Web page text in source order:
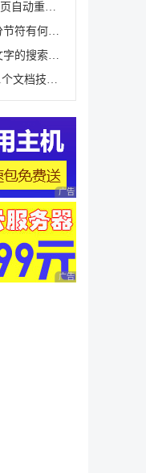
wps表格标题行和尾部始终跨页自动重复显示的设置方法
连续/下一页/偶数页/奇数页分节符有何不同? wps中分节
wps怎么快速匹配图片? wps文字的搜索图片功能也很实用
WPS高效办公秘籍! 掌握这11个文档技巧助你事半功倍
广告 商业广告，理性
广告 商业广告，理性